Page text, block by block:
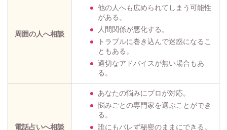
周囲の人へ相談
他の人へも広められてしまう可能性
がある。
人間関係が悪化する。
トラブルに巻き込んで迷惑になるこ
ともある。
適切なアドバイスが無い場合もあ
る。
電話占いへ相談
あなたの悩みにプロが対応。
悩みごとの専門家を選ぶことができ
る。
誰にもバレず秘密のままにできる。